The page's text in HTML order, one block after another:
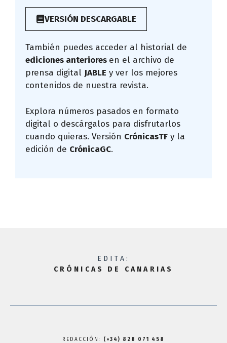
VERSIÓN DESCARGABLE
También puedes acceder al historial de
ediciones anteriores en el archivo de
prensa digital JABLE y ver los mejores
contenidos de nuestra revista.
Explora números pasados en formato
digital o descárgalos para disfrutarlos
cuando quieras. Versión CrónicasTF y la
edición de CrónicaGC.
EDITA:
CRÓNICAS DE CANARIAS
REDACCIÓN: (+34) 828 071 458